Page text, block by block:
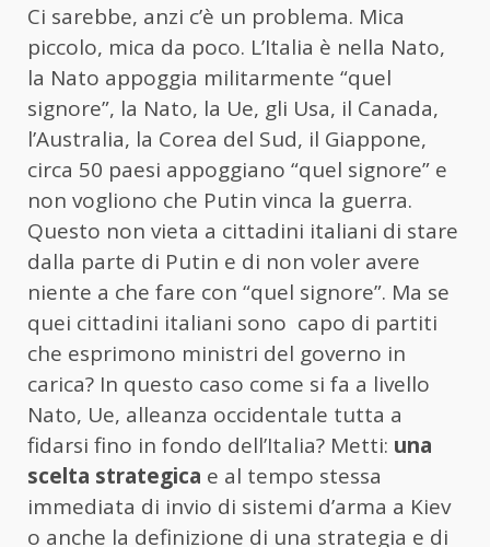
Ci sarebbe, anzi c’è un problema. Mica
piccolo, mica da poco. L’Italia è nella Nato,
la Nato appoggia militarmente “quel
signore”, la Nato, la Ue, gli Usa, il Canada,
l’Australia, la Corea del Sud, il Giappone,
circa 50 paesi appoggiano “quel signore” e
non vogliono che Putin vinca la guerra.
Questo non vieta a cittadini italiani di stare
dalla parte di Putin e di non voler avere
niente a che fare con “quel signore”. Ma se
quei cittadini italiani sono capo di partiti
che esprimono ministri del governo in
carica? In questo caso come si fa a livello
Nato, Ue, alleanza occidentale tutta a
fidarsi fino in fondo dell’Italia? Metti: una
scelta strategica e al tempo stessa
immediata di invio di sistemi d’arma a Kiev
o anche la definizione di una strategia e di